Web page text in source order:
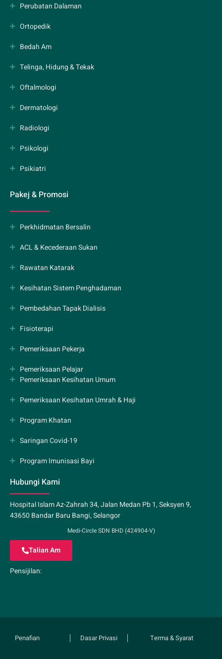
Perubatan Dalaman
Ortopedik
Bedah Am
Telinga, Hidung & Tekak
Oftalmologi
Dermatologi
Radiologi
Psikologi
Psikiatri
Pakej & Promosi
Perkhidmatan Bersalin
ACL & Kecederaan Sukan
Rawatan Katarak
Kesihatan Sistem Penghadaman
Pembedahan Tapak Dialisis
Fisioterapi
Pemeriksaan Pekerja
Pemeriksaan Pelajar
Pemeriksaan Kesihatan Umum
Pemeriksaan Kesihatan Umrah & Haji
Program Khatan
Saringan Covid-19
Program Imunisasi Bayi
Hubungi Kami
Hospital Islam Az-Zahrah 34, Jalan Medan Pb 1, Seksyen 9,
43650 Bandar Baru Bangi, Selangor
Medi-Circle SDN BHD (424904-V)
Talian Am
Pensijilan:
Penafian Dasar Privasi Terma & Syarat